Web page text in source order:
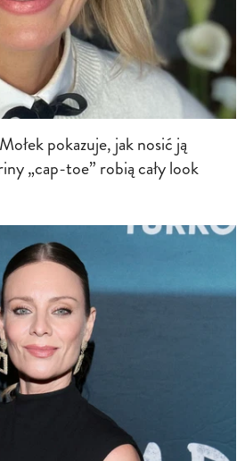
pokazuje, jak nosić ją
„cap-toe” robią cały look